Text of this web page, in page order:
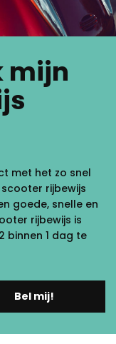
mijn
met het zo snel
rijbewijs
goede, snelle en
rijbewijs is
binnen 1 dag te
Bel mij!